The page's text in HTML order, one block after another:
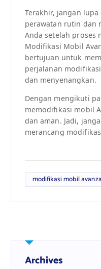
Terakhir, jangan
perawatan rutin dan
Anda setelah proses
Modifikasi Mobil
bertujuan untuk
perjalanan
dan menyenangkan.
Dengan mengikuti
memodifikasi mobil
dan aman. Jadi,
merancang
modifikasi mobil avanza
Archives